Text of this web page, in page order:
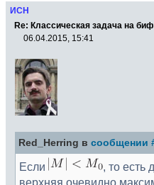
ИСН
Re: Классическая задача на
06.04.2015, 15:41
Red_Herring в сообщении
Если
, то есть
верхняя очевидно